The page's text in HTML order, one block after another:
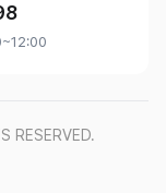
RESERVED.